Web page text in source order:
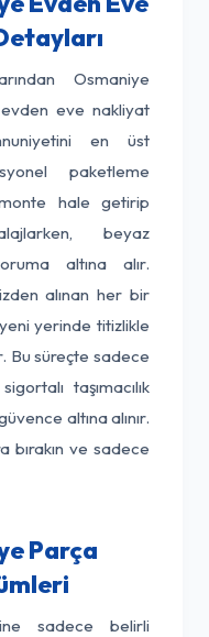
Osmaniye
eve nakliyat
en üst
paketleme
monte hale getirip
beyaz
altına alır.
alınan her bir
yerinde titizlikle
Bu süreçte sadece
taşımacılık
altına alınır.
bırakın ve sadece
Parça
sadece belirli